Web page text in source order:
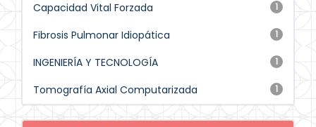
1
Capacidad Vital Forzada
1
Fibrosis Pulmonar Idiopática
1
INGENIERÍA Y TECNOLOGÍA
1
Tomografía Axial Computarizada